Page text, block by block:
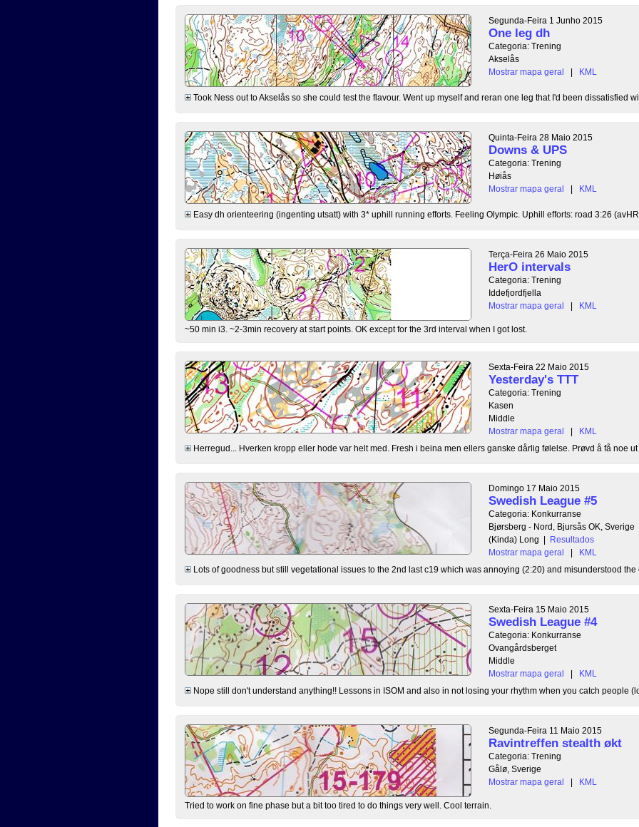
Segunda-Feira 1 Junho 2015
One leg dh
Categoria: Trening
Akselås
Mostrar mapa geral
| KML
Took Ness out to Akselås so she could test the flavour. Went up myself and reran one leg that I'd been dissatisfied
Quinta-Feira 28 Maio 2015
Downs & UPS
Categoria: Trening
Høiås
Mostrar mapa geral
| KML
Easy dh orienteering (ingenting utsatt) with 3* uphill running efforts. Feeling Olympic. Uphill efforts: road 3:26 (avHR
Terça-Feira 26 Maio 2015
HerO intervals
Categoria: Trening
Iddefjordfjella
Mostrar mapa geral
| KML
~50 min i3. ~2-3min recovery at start points. OK except for the 3rd interval when I got lost.
Sexta-Feira 22 Maio 2015
Yesterday's TTT
Categoria: Trening
Kasen
Middle
Mostrar mapa geral
|
KML
Herregud... Hverken kropp eller hode var helt med. Fresh i beina men ellers ganske dårlig følelse. Prøvd å få noe ut
Domingo 17 Maio 2015
Swedish League #5
Categoria: Konkurranse
Bjørsberg - Nord, Bjursås OK, Sverige
(Kinda) Long | Resultados
Mostrar mapa geral
|
KML
Lots of goodness but still vegetational issues to the 2nd last c19 which was annoying (2:20) and misunderstood the
Sexta-Feira 15 Maio 2015
Swedish League #4
Categoria: Konkurranse
Ovangårdsberget
Middle
Mostrar mapa geral
|
KML
Nope still don't understand anything!! Lessons in ISOM and also in not losing your rhythm when you catch people
Segunda-Feira 11 Maio 2015
Ravintreffen stealth økt
Categoria: Trening
Gålø, Sverige
Mostrar mapa geral
| KML
Tried to work on fine phase but a bit too tired to do things very well. Cool terrain.